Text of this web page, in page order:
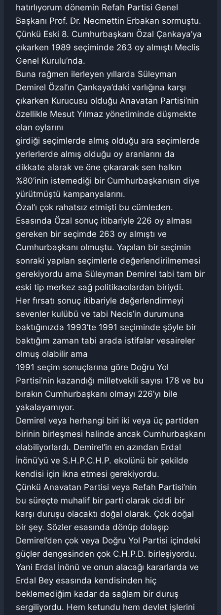
hatırlıyorum dönemin Refah Partisi Genel
Başkanı Prof. Dr. Necmettin Erbakan sormuştu.
Çünkü Eski 8. Cumhurbaşkanı Özal Çankaya’ya
çıkarken 1989 seçiminde 263 oy almıştı Meclis
Genel Kurulu’nda.
Buna rağmen ilerleyen yıllarda Süleyman
Demirel Özal’ın Çankaya’daki varlığına karşı
çıkarken Kurucusu olduğu Anavatan Partisi’nin
özellikle Mesut Yılmaz yönetiminde düşmekte
olan oylarını
girdiği seçimlerde almış olduğu ara seçimlerde
yerlerlerde almış olduğu oy aranlarını da
dikkate alarak ve öne çıkararak sen halkın
%80’inin istemediği bir Cumhurbaşkanısın diye
yürütmüştü kampanyalarını.
Özal’ı çok rahatsız etmişti bu cümleden.
Esasında Özal sonuç itibariyle 226 oy alması
gereken bir seçimde 263 oy almıştı ve
Cumhurbaşkanı olmuştu. Yapılan bir seçimin
sonraki yapılan seçimlerle değerlendirilmemesi
gerekiyordu ama Süleyman Demirel tabi tam bir
eski tip merkez sağ politikacılardan biriydi.
Her fırsatı sonuç itibariyle değerlendirmeyi
sevenler kulübü ve tabi Necis’in durumuna
baktığınızda 1993’te 1991 seçiminde şöyle bir
baktığım zaman tabi arada istifalar vesaireler
olmuş olabilir ama
1991 seçim sonuçlarına göre Doğru Yol
Partisi’nin kazandığı milletvekili sayısı 178 ve bu
bırakın Cumhurbaşkanı olmayı 226’yı bile
yakalayamıyor.
Demirel veya herhangi biri iki veya üç partiden
birinin birleşmesi halinde ancak Cumhurbaşkanı
olabiliyorlardı. Demirel’in en azından Erdal
İnönü’yü ve S.H.P.C.H.P. ekolünü bir şekilde
kendisi için ikna etmesi gerekiyordu.
Çünkü Anavatan Partisi veya Refah Partisi’nin
bu süreçte muhalif bir parti olarak ciddi bir
karşı duruşu olacaktı doğal olarak. Çok doğal
bir şey. Sözler esasında dönüp dolaşıp
Demirel’den çok veya Doğru Yol Partisi içindeki
güçler dengesinden çok C.H.P.D. birleşiyordu.
Yani Erdal İnönü ve onun alacağı kararlarda ve
Erdal Bey esasında kendisinden hiç
beklemediğim kadar da sağlam bir duruş
sergiliyordu. Hem ketundu hem devlet işlerini